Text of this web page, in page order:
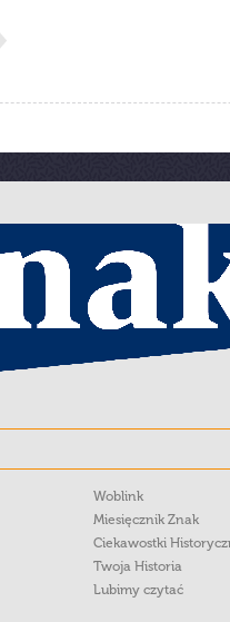
Woblink
Miesięcznik Znak
Ciekawostki
Twoja Historia
Lubimy czytać